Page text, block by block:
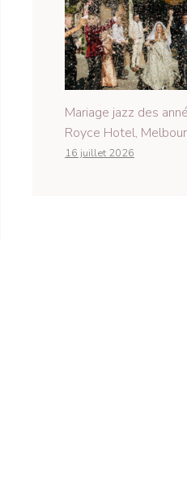
Mariage jazz des
Royce Hotel,
16 juillet 2026